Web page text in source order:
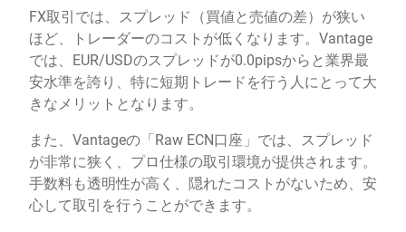
FX取引では、スプレッド（買値と売値の差）が狭い
ほど、トレーダーのコストが低くなります。Vantage
では、EUR/USDのスプレッドが0.0pipsからと業界最
安水準を誇り、特に短期トレードを行う人にとって大
きなメリットとなります。
また、Vantageの「Raw ECN口座」では、スプレッド
が非常に狭く、プロ仕様の取引環境が提供されます。
手数料も透明性が高く、隠れたコストがないため、安
心して取引を行うことができます。